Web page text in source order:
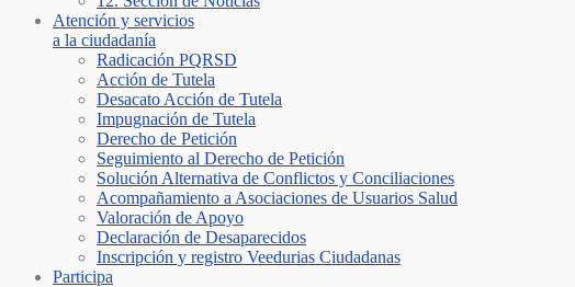
Atención y servicios
a la ciudadanía
Radicación PQRSD
Acción de Tutela
Desacato Acción de Tutela
Impugnación de Tutela
Derecho de Petición
Seguimiento al Derecho de Petición
Solución Alternativa de Conflictos y Conciliaciones
Acompañamiento a Asociaciones de Usuarios Salud
Valoración de Apoyo
Declaración de Desaparecidos
Inscripción y registro Veedurias Ciudadanas
Participa